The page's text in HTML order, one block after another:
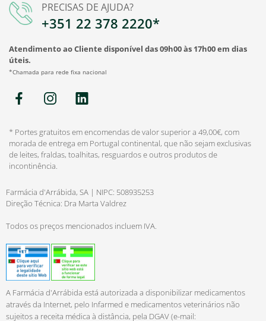
PRECISAS DE AJUDA?
+351 22 378 2220*
Atendimento ao Cliente disponível das 09h00 às 17h00 em dias
úteis.
*Chamada para rede fixa nacional
* Portes gratuitos em encomendas de valor superior a 49,00€, com
morada de entrega em Portugal continental, que não sejam exclusivas
de leites, fraldas, toalhitas, resguardos e outros produtos de
incontinência.
Farmácia d'Arrábida, SA | NIPC: 508935253
Direção Técnica: Dra Marta Valdrez
Todos os preços mencionados incluem IVA.
A Farmácia d'Arrábida está autorizada a disponibilizar medicamentos
através da Internet, pelo Infarmed e medicamentos veterinários não
sujeitos a receita médica à distância, pela DGAV (e-mail: